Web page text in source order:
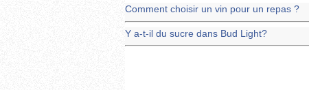
Comment choisir un vin pour un repas ?
Y a-t-il du sucre dans Bud Light?